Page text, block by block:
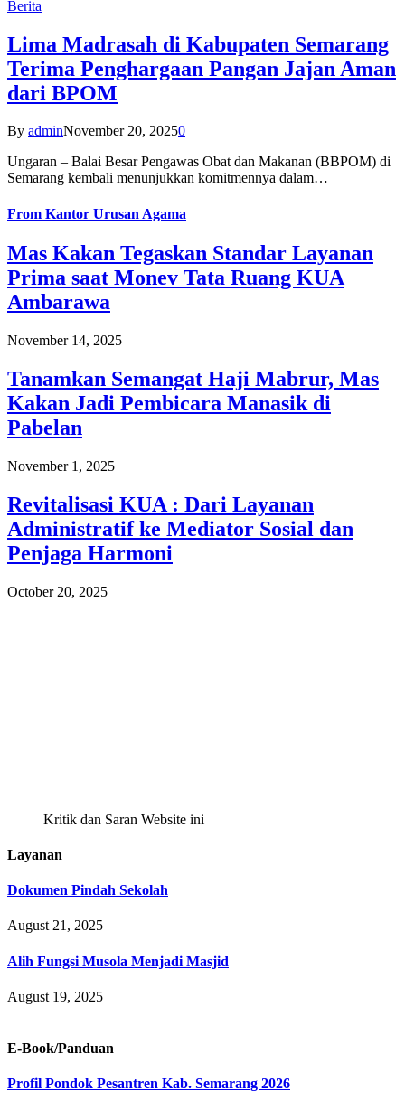
Berita
Lima Madrasah di Kabupaten Semarang
Terima Penghargaan Pangan Jajan Aman
dari BPOM
By adminNovember 20, 20250
Ungaran – Balai Besar Pengawas Obat dan Makanan (BBPOM) di
Semarang kembali menunjukkan komitmennya dalam…
From Kantor Urusan Agama
Mas Kakan Tegaskan Standar Layanan
Prima saat Monev Tata Ruang KUA
Ambarawa
November 14, 2025
Tanamkan Semangat Haji Mabrur, Mas
Kakan Jadi Pembicara Manasik di
Pabelan
November 1, 2025
Revitalisasi KUA : Dari Layanan
Administratif ke Mediator Sosial dan
Penjaga Harmoni
October 20, 2025
Kritik dan Saran Website ini
Layanan
Dokumen Pindah Sekolah
August 21, 2025
Alih Fungsi Musola Menjadi Masjid
August 19, 2025
E-Book/Panduan
Profil Pondok Pesantren Kab. Semarang 2026